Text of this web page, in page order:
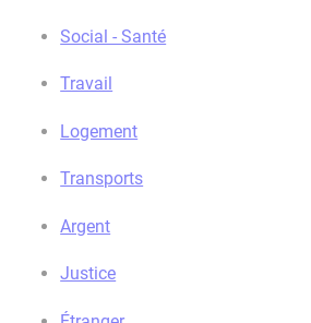
Social - Santé
Travail
Logement
Transports
Argent
Justice